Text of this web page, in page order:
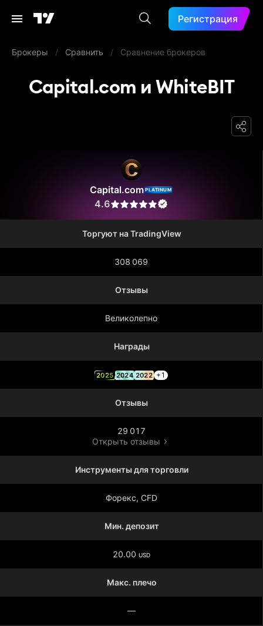
Регистрация
Брокеры / Сравнить / Сравнение брокеров
Capital.com и WhiteBIT
Capital.com PLATINUM
4.6
Торгуют на TradingView
308 069
Отзывы
Великолепно
Награды
2025 2024 2022 +1
Отзывы
29 017
Открыть отзывы
Инструменты для торговли
Форекс, CFD
Мин. депозит
20.00 USD
Макс. плечо
—